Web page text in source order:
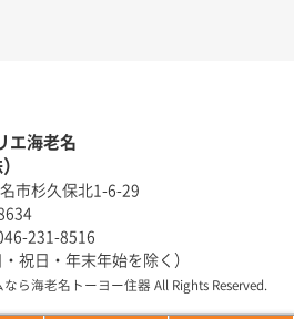
エ海老名
市杉久保北1-6-29
231-8516
祝日・年末年始を除く）
ら海老名トーヨー住器 All Rights Reserved.